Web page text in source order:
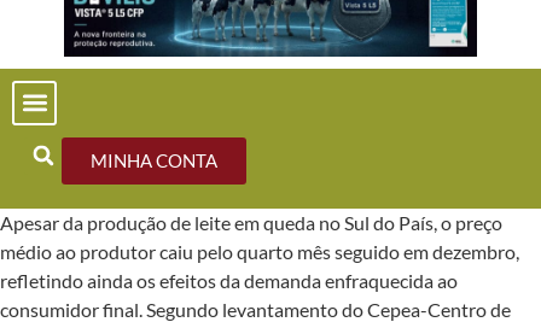
MINHA CONTA
Apesar da produção de leite em queda no Sul do País, o preço
médio ao produtor caiu pelo quarto mês seguido em dezembro,
refletindo ainda os efeitos da demanda enfraquecida ao
consumidor final. Segundo levantamento do Cepea-Centro de